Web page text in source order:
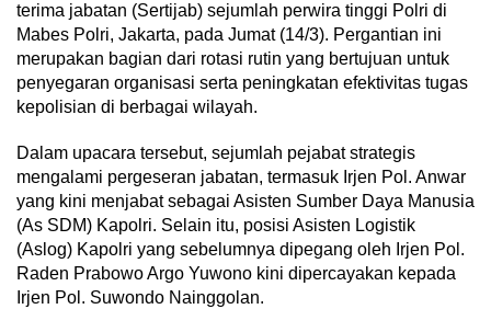
terima jabatan (Sertijab) sejumlah perwira tinggi Polri di
Mabes Polri, Jakarta, pada Jumat (14/3). Pergantian ini
merupakan bagian dari rotasi rutin yang bertujuan untuk
penyegaran organisasi serta peningkatan efektivitas tugas
kepolisian di berbagai wilayah.
Dalam upacara tersebut, sejumlah pejabat strategis
mengalami pergeseran jabatan, termasuk Irjen Pol. Anwar
yang kini menjabat sebagai Asisten Sumber Daya Manusia
(As SDM) Kapolri. Selain itu, posisi Asisten Logistik
(Aslog) Kapolri yang sebelumnya dipegang oleh Irjen Pol.
Raden Prabowo Argo Yuwono kini dipercayakan kepada
Irjen Pol. Suwondo Nainggolan.